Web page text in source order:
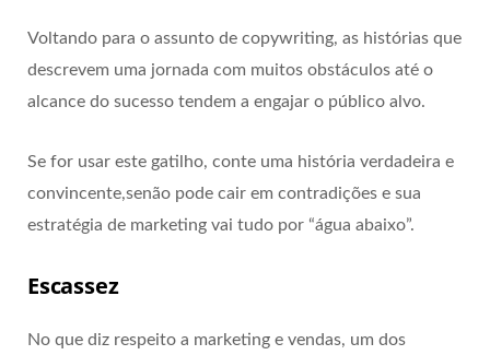
Voltando para o assunto de copywriting, as histórias que
descrevem uma jornada com muitos obstáculos até o
alcance do sucesso tendem a engajar o público alvo.
Se for usar este gatilho, conte uma história verdadeira e
convincente,senão pode cair em contradições e sua
estratégia de marketing vai tudo por “água abaixo”.
Escassez
No que diz respeito a marketing e vendas, um dos